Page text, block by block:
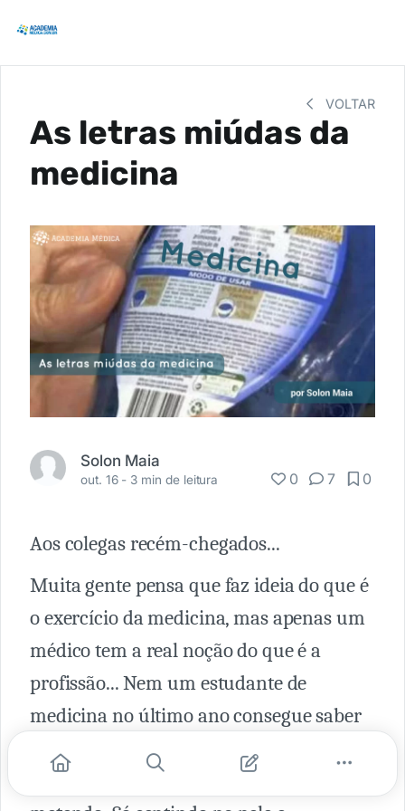
VOLTAR
As letras miúdas da
medicina
Solon Maia
out. 16 - 3 min de leitura 0 7 0
Aos colegas recém-chegados...
Muita gente pensa que faz ideia do que é
o exercício da medicina, mas apenas um
médico tem a real noção do que é a
profissão... Nem um estudante de
medicina no último ano consegue saber
como realmente é. Nem um recém